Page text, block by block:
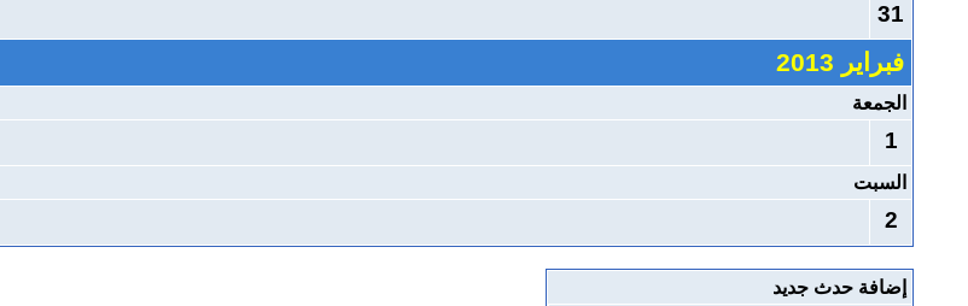
31
فبراير 2013
الجمعة
1
السبت
2
إضافة حدث جديد